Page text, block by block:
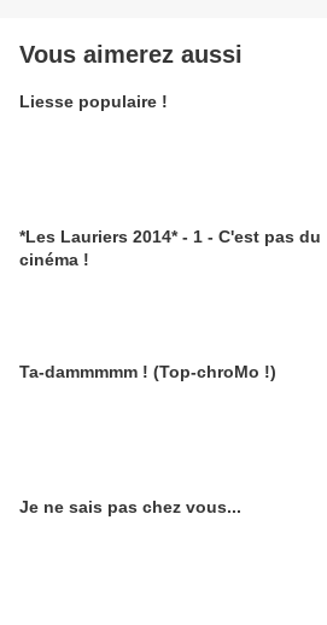
Vous aimerez aussi
Liesse populaire !
*Les Lauriers 2014* - 1 - C'est pas du
cinéma !
Ta-dammmmm ! (Top-chroMo !)
Je ne sais pas chez vous...